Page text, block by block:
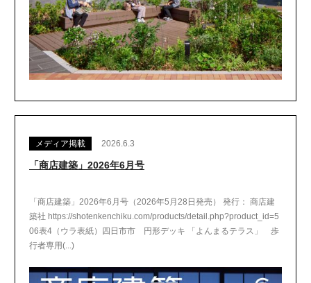
メディア掲載 2026.6.3
「商店建築」2026年6月号
「商店建築」2026年6月号（2026年5月28日発売） 発行： 商店建
築社 https://shotenkenchiku.com/products/detail.php?product_id=5
06表4（ウラ表紙）四日市市 円形デッキ 「よんまるテラス」 歩
行者専用(...)